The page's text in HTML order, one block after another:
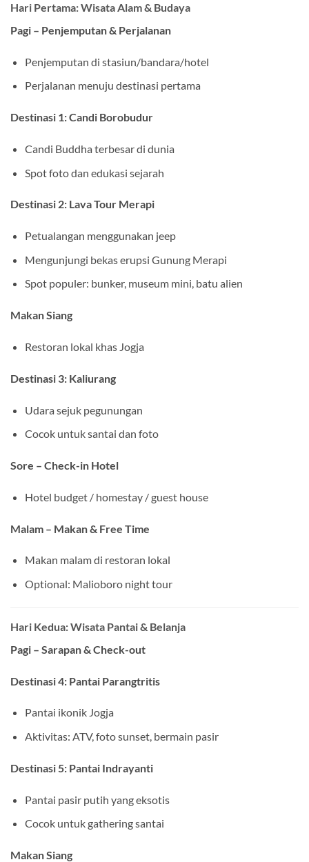
Hari Pertama: Wisata Alam & Budaya
Pagi – Penjemputan & Perjalanan
Penjemputan di stasiun/bandara/hotel
Perjalanan menuju destinasi pertama
Destinasi 1: Candi Borobudur
Candi Buddha terbesar di dunia
Spot foto dan edukasi sejarah
Destinasi 2: Lava Tour Merapi
Petualangan menggunakan jeep
Mengunjungi bekas erupsi Gunung Merapi
Spot populer: bunker, museum mini, batu alien
Makan Siang
Restoran lokal khas Jogja
Destinasi 3: Kaliurang
Udara sejuk pegunungan
Cocok untuk santai dan foto
Sore – Check-in Hotel
Hotel budget / homestay / guest house
Malam – Makan & Free Time
Makan malam di restoran lokal
Optional: Malioboro night tour
Hari Kedua: Wisata Pantai & Belanja
Pagi – Sarapan & Check-out
Destinasi 4: Pantai Parangtritis
Pantai ikonik Jogja
Aktivitas: ATV, foto sunset, bermain pasir
Destinasi 5: Pantai Indrayanti
Pantai pasir putih yang eksotis
Cocok untuk gathering santai
Makan Siang